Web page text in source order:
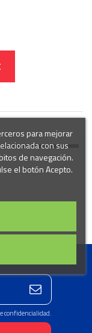
confidencialidad.
para mejorar
con sus
de navegación.
el botón Acepto.